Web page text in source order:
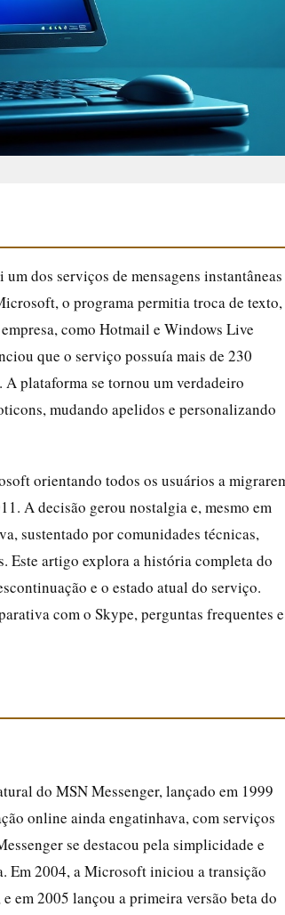
dos serviços de mensagens instantâneas
o programa permitia troca de texto,
como Hotmail e Windows Live
que o serviço possuía mais de 230
plataforma se tornou um verdadeiro
mudando apelidos e personalizando
orientando todos os usuários a
A decisão gerou nostalgia e, mesmo em
sustentado por comunidades técnicas,
Este artigo explora a história completa do
e o estado atual do serviço.
com o Skype, perguntas frequentes e
do MSN Messenger, lançado em 1999
online ainda engatinhava, com serviços
se destacou pela simplicidade e
Em 2004, a Microsoft iniciou a transição
em 2005 lançou a primeira versão beta do